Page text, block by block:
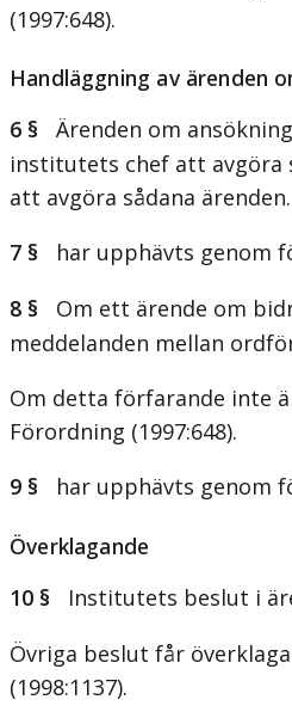
(1997:648).
Handläggning av ärenden
6 § Ärenden om
institutets chef att avgöra
att avgöra sådana
7 § har upphävts genom
8 § Om ett ärende om
meddelanden mellan
Om detta förfarande inte
Förordning (1997:648).
9 § har upphävts genom
Överklagande
10 § Institutets beslut i
Övriga beslut får
(1998:1137).